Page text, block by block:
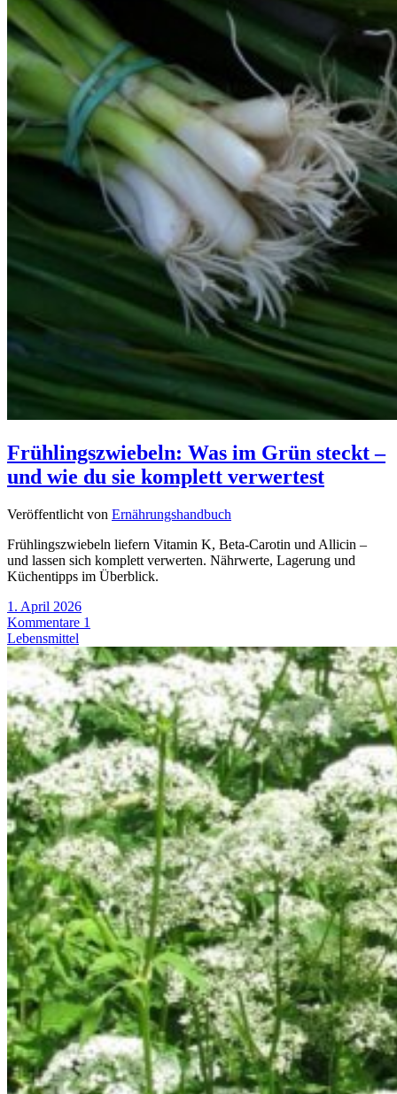
Frühlingszwiebeln: Was im Grün steckt –
und wie du sie komplett verwertest
Veröffentlicht von Ernährungshandbuch
Frühlingszwiebeln liefern Vitamin K, Beta-Carotin und Allicin –
und lassen sich komplett verwerten. Nährwerte, Lagerung und
Küchentipps im Überblick.
1. April 2026
Kommentare 1
Lebensmittel